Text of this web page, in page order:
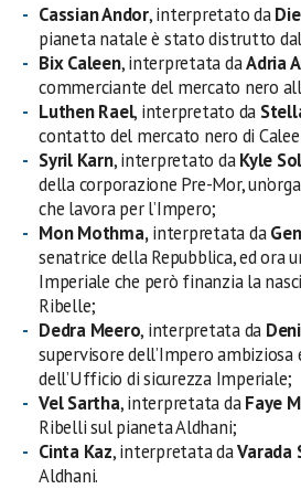
Cassian Andor, interpretato da
pianeta natale è stato distrutto
Bix Caleen, interpretata daAdria
commerciante del mercato nero
Luthen Rael, interpretato da
contatto del mercato nero di
Syril Karn, interpretato daKyle
della corporazione Pre-Mor,
che lavora per l’Impero;
Mon Mothma,interpretata da
senatrice della Repubblica, ed ora
Imperiale che però finanzia la
Ribelle;
Dedra Meero, interpretata da
supervisore dell’Impero ambiziosa
dell’Ufficio di sicurezza Imperiale;
Vel Sartha, interpretata daFaye
Ribelli sul pianeta Aldhani;
Cinta Kaz, interpretata daVarada
Aldhani.